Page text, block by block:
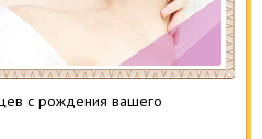
с рождения вашего